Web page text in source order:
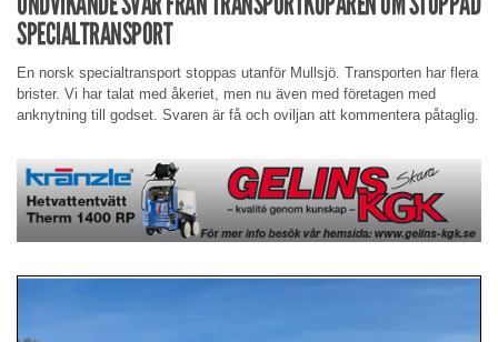
SPECIALTRANSPORT
En norsk specialtransport stoppas utanför Mullsjö. Transporten har flera
brister. Vi har talat med åkeriet, men nu även med företagen med
anknytning till godset. Svaren är få och oviljan att kommentera påtaglig.